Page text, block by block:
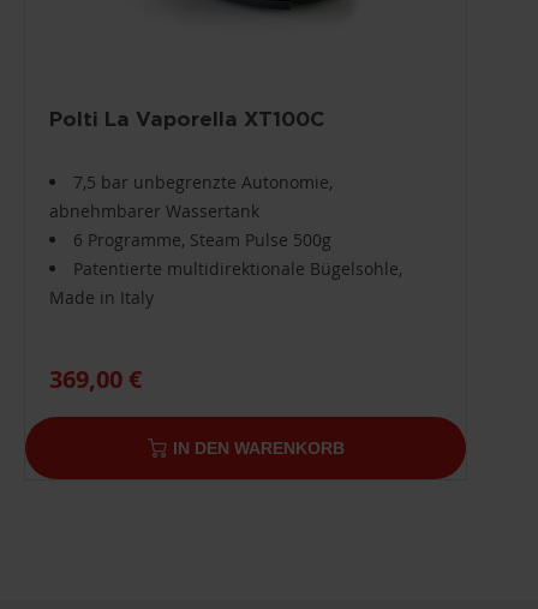
Polti La Vaporella XT100C
7,5 bar unbegrenzte Autonomie,
abnehmbarer Wassertank
6 Programme, Steam Pulse 500g
Patentierte multidirektionale Bügelsohle,
Made in Italy
369,00 €
IN DEN WARENKORB